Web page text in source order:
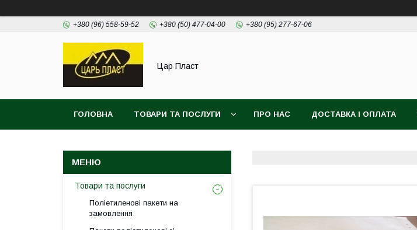
+380 (96) 558-59-52 +380 (50) 477-04-00 +380 (95) 277-67-06
Цар Пласт
ГОЛОВНА ТОВАРИ ТА ПОСЛУГИ ПРО НАС ДОСТАВКА І ОПЛАТА
Товари та послуги
Поліетиленові пакети на
замовлення